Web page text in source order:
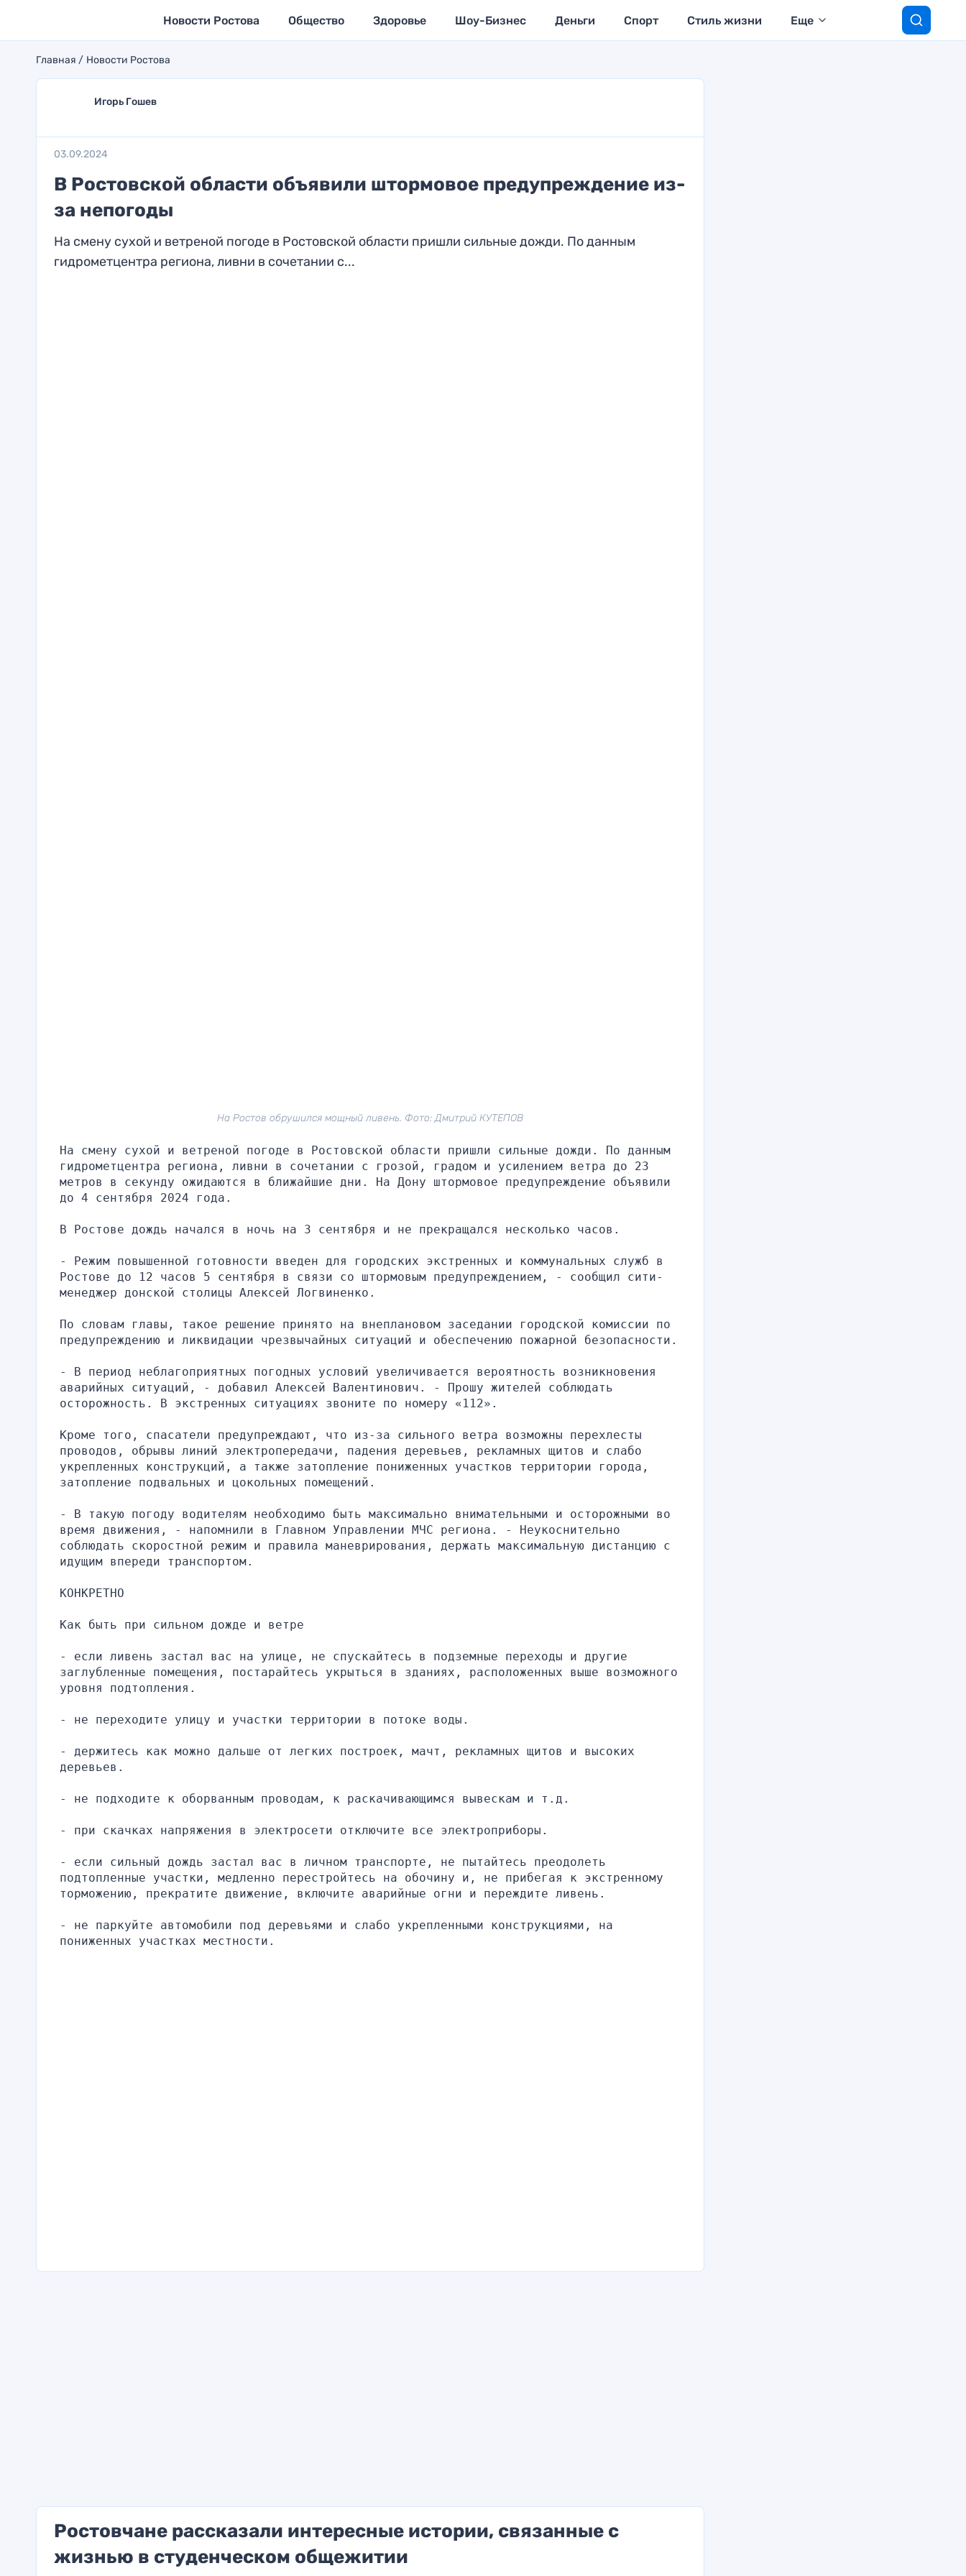
Новости Ростова Общество Здоровье Шоу-Бизнес Деньги Спорт Стиль жизни Еще
Главная Новости Ростова
Игорь Гошев
03.09.2024
В Ростовской области объявили штормовое предупреждение из-
за непогоды
На смену сухой и ветреной погоде в Ростовской области пришли сильные дожди. По данным
гидрометцентра региона, ливни в сочетании с...
На Ростов обрушился мощный ливень. Фото: Дмитрий КУТЕПОВ
На смену сухой и ветреной погоде в Ростовской области пришли сильные дожди. По данным
гидрометцентра региона, ливни в сочетании с грозой, градом и усилением ветра до 23
метров в секунду ожидаются в ближайшие дни. На Дону штормовое предупреждение объявили
до 4 сентября 2024 года.
В Ростове дождь начался в ночь на 3 сентября и не прекращался несколько часов.
- Режим повышенной готовности введен для городских экстренных и коммунальных служб в
Ростове до 12 часов 5 сентября в связи со штормовым предупреждением, - сообщил сити-
менеджер донской столицы Алексей Логвиненко.
По словам главы, такое решение принято на внеплановом заседании городской комиссии по
предупреждению и ликвидации чрезвычайных ситуаций и обеспечению пожарной безопасности.
- В период неблагоприятных погодных условий увеличивается вероятность возникновения
аварийных ситуаций, - добавил Алексей Валентинович. - Прошу жителей соблюдать
осторожность. В экстренных ситуациях звоните по номеру «112».
Кроме того, спасатели предупреждают, что из-за сильного ветра возможны перехлесты
проводов, обрывы линий электропередачи, падения деревьев, рекламных щитов и слабо
укрепленных конструкций, а также затопление пониженных участков территории города,
затопление подвальных и цокольных помещений.
- В такую погоду водителям необходимо быть максимально внимательными и осторожными во
время движения, - напомнили в Главном Управлении МЧС региона. - Неукоснительно
соблюдать скоростной режим и правила маневрирования, держать максимальную дистанцию с
идущим впереди транспортом.
КОНКРЕТНО
Как быть при сильном дожде и ветре
- если ливень застал вас на улице, не спускайтесь в подземные переходы и другие
заглубленные помещения, постарайтесь укрыться в зданиях, расположенных выше возможного
уровня подтопления.
- не переходите улицу и участки территории в потоке воды.
- держитесь как можно дальше от легких построек, мачт, рекламных щитов и высоких
деревьев.
- не подходите к оборванным проводам, к раскачивающимся вывескам и т.д.
- при скачках напряжения в электросети отключите все электроприборы.
- если сильный дождь застал вас в личном транспорте, не пытайтесь преодолеть
подтопленные участки, медленно перестройтесь на обочину и, не прибегая к экстренному
торможению, прекратите движение, включите аварийные огни и переждите ливень.
- не паркуйте автомобили под деревьями и слабо укрепленными конструкциями, на
пониженных участках местности.
Ростовчане рассказали интересные истории, связанные с
жизнью в студенческом общежитии